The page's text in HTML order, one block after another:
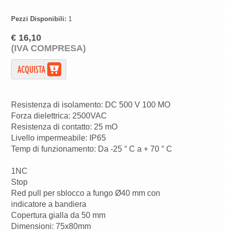
Pezzi Disponibili: 1
€ 16,10
(IVA COMPRESA)
Resistenza di isolamento: DC 500 V 100 MO
Forza dielettrica: 2500VAC
Resistenza di contatto: 25 mO
Livello impermeabile: IP65
Temp di funzionamento: Da -25 ° C a + 70 ° C
1NC
Stop
Red pull per sblocco a fungo Ø40 mm con
indicatore a bandiera
Copertura gialla da 50 mm
Dimensioni: 75x80mm